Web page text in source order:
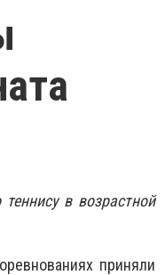
в возрастной
приняли